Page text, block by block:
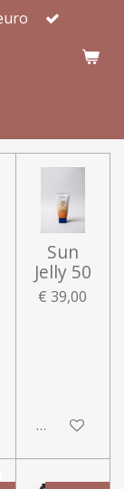
Sun
Jelly 50
€ 39,00
In